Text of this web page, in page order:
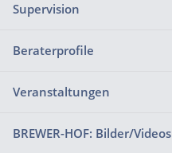
Supervision
Beraterprofile
Veranstaltungen
BREWER-HOF: Bilder/Videos